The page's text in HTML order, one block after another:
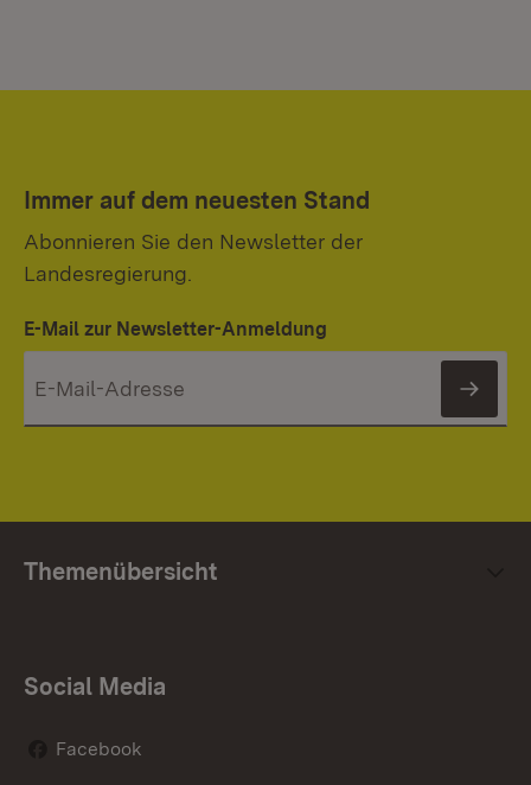
Immer auf dem neuesten Stand
Abonnieren Sie den Newsletter der
Landesregierung.
E-Mail zur Newsletter-Anmeldung
Themenübersicht
Social Media
Facebook